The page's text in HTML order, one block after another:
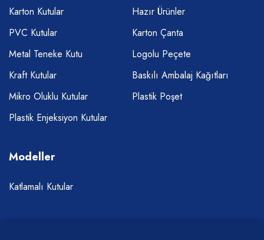
Karton Kutular
PVC Kutular
Metal Teneke Kutu
Kraft Kutular
Mikro Oluklu Kutular
Plastik Enjeksiyon Kutular
Hazır Ürünler
Karton Çanta
Logolu Peçete
Baskılı Ambalaj Kağıtları
Plastik Poşet
Modeller
Katlamalı Kutular